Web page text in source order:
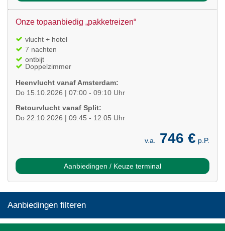
Onze topaanbiedig „pakketreizen“
vlucht + hotel
7 nachten
ontbijt
Doppelzimmer
Heenvlucht vanaf Amsterdam:
Do 15.10.2026 | 07:00 - 09:10 Uhr
Retourvlucht vanaf Split:
Do 22.10.2026 | 09:45 - 12:05 Uhr
v.a. 746 € p.P.
Aanbiedingen / Keuze terminal
Aanbiedingen filteren